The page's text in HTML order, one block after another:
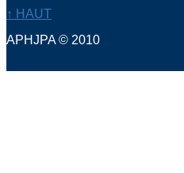
↑ HAUT
APHJPA © 2010